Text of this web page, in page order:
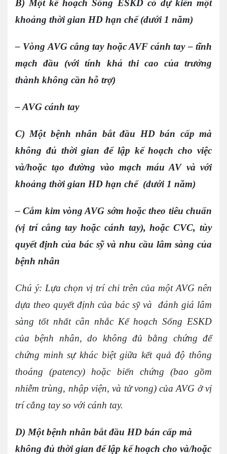
B) Một kế hoạch Sống ESKD có dự kiến một
khoảng thời gian HD hạn chế (dưới 1 năm)
– Vòng AVG cẳng tay hoặc AVF cánh tay – tĩnh
mạch đầu (với tính khả thi cao của trưởng
thành không cần hỗ trợ)
– AVG cánh tay
C) Một bệnh nhân bắt đầu HD bán cấp mà
không đủ thời gian để lập kế hoạch cho việc
và/hoặc tạo đường vào mạch máu AV và với
khoảng thời gian HD hạn chế (dưới 1 năm)
– Cắm kim vòng AVG sớm hoặc theo tiêu chuẩn
(vị trí cẳng tay hoặc cánh tay), hoặc CVC, tùy
quyết định của bác sỹ và nhu cầu lâm sàng của
bệnh nhân
Chú ý: Lựa chọn vị trí chi trên của một AVG nên
dựa theo quyết định của bác sỹ và đánh giá lâm
sàng tốt nhất cân nhắc Kế hoạch Sống ESKD
của bệnh nhân, do không đủ bằng chứng để
chứng minh sự khác biệt giữa kết quả độ thông
thoáng (patency) hoặc biến chứng (bao gồm
nhiễm trùng, nhập viện, và tử vong) của AVG ở vị
trí cẳng tay so với cánh tay.
D) Một bệnh nhân bắt đầu HD bán cấp mà
không đủ thời gian để lập kế hoạch cho và/hoặc